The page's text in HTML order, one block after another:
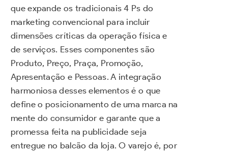
que expande os tradicionais 4 Ps do
marketing convencional para incluir
dimensões críticas da operação física e
de serviços. Esses componentes são
Produto, Preço, Praça, Promoção,
Apresentação e Pessoas. A integração
harmoniosa desses elementos é o que
define o posicionamento de uma marca na
mente do consumidor e garante que a
promessa feita na publicidade seja
entregue no balcão da loja. O varejo é, por